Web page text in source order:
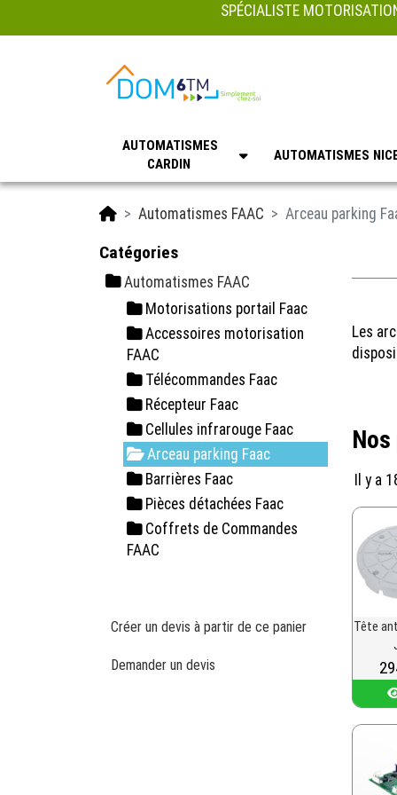
SPÉCIALISTE
AUTOMATISMES
CARDIN
AUTOMATISMES
AccueilAutomatismes FAAC Arceau parking
Catégories
Automatismes FAAC
Motorisations portail Faac
Accessoires motorisation
FAAC
Télécommandes Faac
Récepteur Faac
Cellules infrarouge Faac
Arceau parking Faac
Barrières Faac
Pièces détachées Faac
Coffrets de Commandes
FAAC
Créer un devis à partir de ce panier
Demander un devis
Les
Il y a
Tête